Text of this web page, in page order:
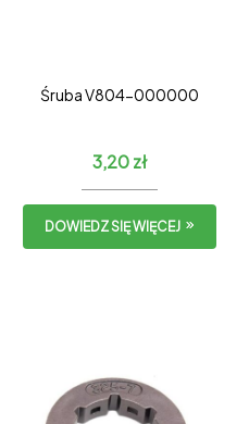
Śruba V804-000000
3,20zł
DOWIEDZ SIĘ WIĘCEJ